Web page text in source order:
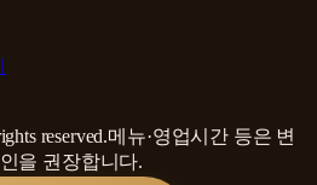
reserved.메뉴·영업시간 등은 변
을 권장합니다.